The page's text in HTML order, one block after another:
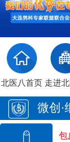
北医八首页 走进
微创·
包